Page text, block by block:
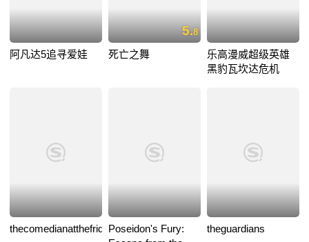
阿凡达5追寻爱娃
5.8
死亡之舞
乐高漫威超级英雄
黑豹瓦坎达危机
thecomedianatthefridayPoseidon's Fury:
theguardians